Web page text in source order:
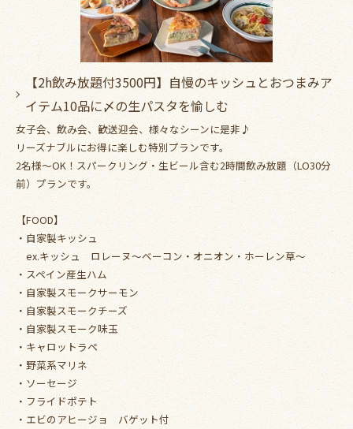
【2h飲み放題付3500円】自慢のキッシュとおつまみア
イテム10品に〆の生パスタを愉しむ
女子会、飲み会、歓送迎会、様々なシーンに是非♪
リーズナブルにお得に楽しむ特別プランです。
2名様～OK！スパークリング・生ビール含む2時間飲み放題（LO30分
前）プランです。
【FOOD】
・自家製キッシュ
ex.キッシュ ロレーヌ～ベーコン・オニオン・ホーレン草～
・スペイン産生ハム
・自家製スモークサーモン
・自家製スモークチーズ
・自家製スモーク味玉
・キャロットラペ
・野菜系マリネ
・ソーセージ
・フライドポテト
・エビのアヒージョ バゲット付